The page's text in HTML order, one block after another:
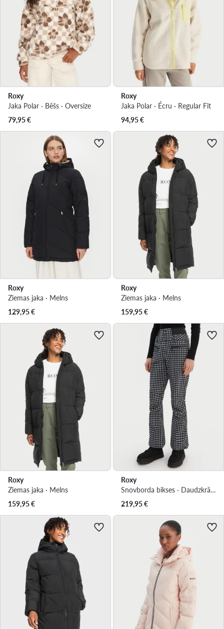
Roxy
Jaka Polar · Bēšs · Oversize
79,95€
Roxy
Jaka Polar · Écru · Regular Fit
94,95€
Roxy
Ziemas jaka · Melns
129,95€
Roxy
Ziemas jaka · Melns
159,95€
Roxy
Ziemas jaka · Melns
159,95€
Roxy
Snovborda bikses · Daudzkrāsains
219,95€